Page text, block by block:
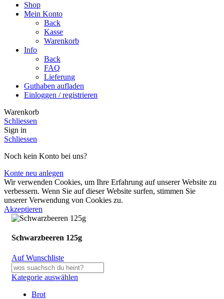
Shop
Mein Konto
Back
Kasse
Warenkorb
Info
Back
FAQ
Lieferung
Guthaben aufladen
Einloggen / registrieren
Warenkorb
Schliessen
Sign in
Schliessen
Noch kein Konto bei uns?
Konte neu anlegen
Wir verwenden Cookies, um Ihre Erfahrung auf unserer Website zu
verbessern. Wenn Sie auf dieser Website surfen, stimmen Sie
unserer Verwendung von Cookies zu.
Akzeptieren
Schwarzbeeren 125g
Auf Wunschliste
Kategorie auswählen
Brot